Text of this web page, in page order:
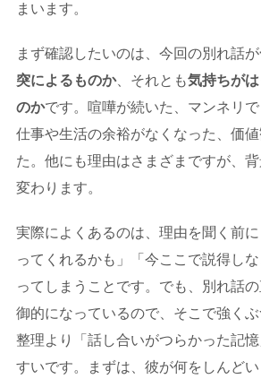
まいます。
まず確認したいのは、今回の別れ話が
突によるものか、それとも気持ちが
のかです。喧嘩が続いた、マンネリで
仕事や生活の余裕がなくなった、価
た。他にも理由はさまざまですが、
変わります。
実際によくあるのは、理由を聞く前
ってくれるかも」「今ここで説得し
ってしまうことです。でも、別れ話
御的になっているので、そこで強く
整理より「話し合いがつらかった記
すいです。まずは、彼が何をしんど